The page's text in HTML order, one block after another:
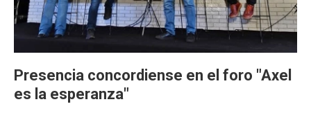
Presencia concordiense en el foro "Axel
es la esperanza"